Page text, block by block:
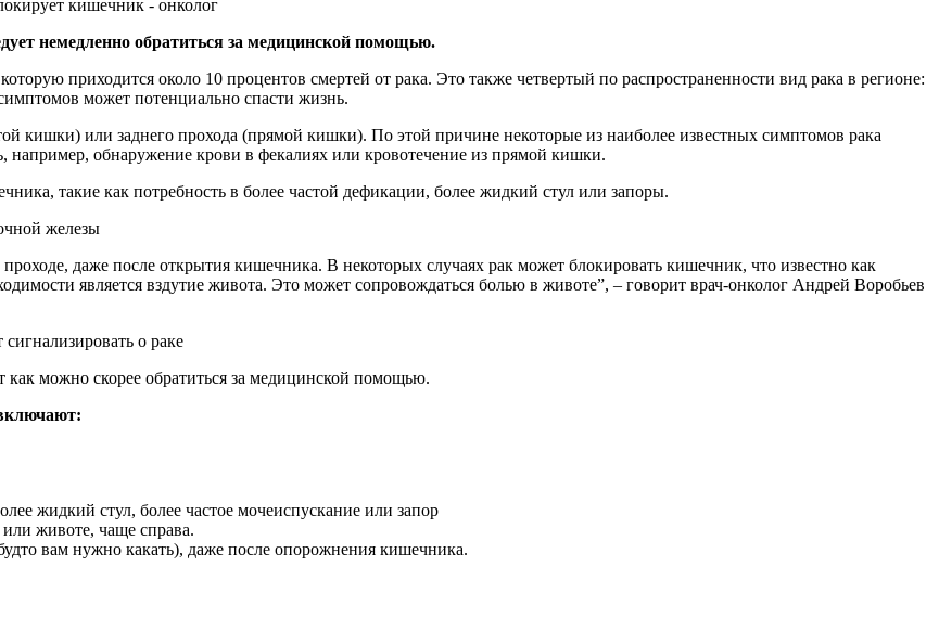
немедленно обратиться за медицинской помощью.
приходится около 10 процентов смертей от рака. Это также четвертый по распространенности вид рака в регионе:
может потенциально спасти жизнь.
кишки) или заднего прохода (прямой кишки). По этой причине некоторые из наиболее известных симптомов рака
обнаружение крови в фекалиях или кровотечение из прямой кишки.
такие как потребность в более частой дефикации, более жидкий стул или запоры.
железы
даже после открытия кишечника. В некоторых случаях рак может блокировать кишечник, что известно как
является вздутие живота. Это может сопровождаться болью в животе”, – говорит врач-онколог Андрей Воробьев
о раке
как можно скорее обратиться за медицинской помощью.
жидкий стул, более частое мочеиспускание или запор
животе, чаще справа.
вам нужно какать), даже после опорожнения кишечника.